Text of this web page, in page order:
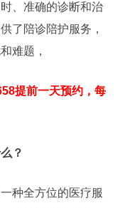
、准确的诊断和治
了陪诊陪护服务，
难题，
提前一天预约，每
？
种全方位的医疗服